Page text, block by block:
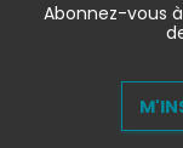
Abonnez-vous